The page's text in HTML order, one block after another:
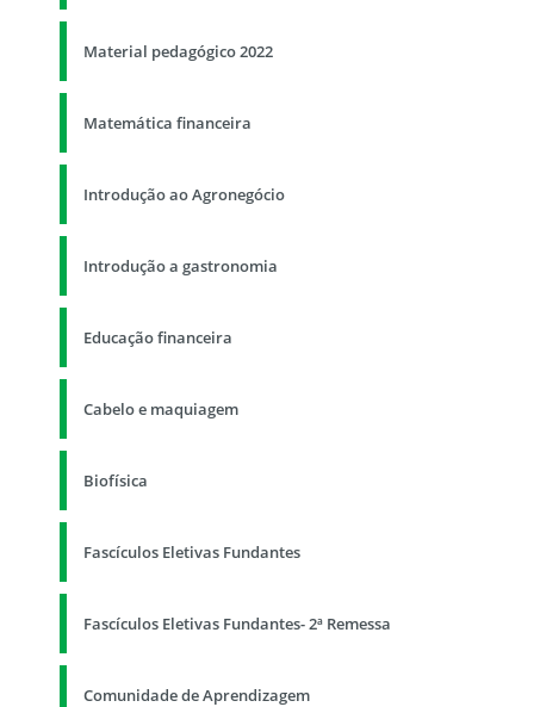
Material pedagógico 2022
Matemática financeira
Introdução ao Agronegócio
Introdução a gastronomia
Educação financeira
Cabelo e maquiagem
Biofísica
Fascículos Eletivas Fundantes
Fascículos Eletivas Fundantes- 2ª Remessa
Comunidade de Aprendizagem